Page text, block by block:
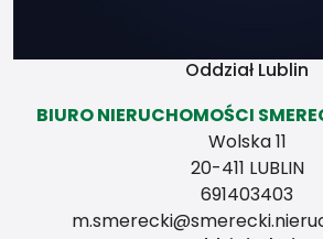
Oddział Lublin
BIURO NIERUCHOMOŚCI
Wolska 11
20-411 LUBLIN
691403403